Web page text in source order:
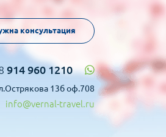
консультация
914 960 1210
13б оф.708
info@vernal-travel.ru